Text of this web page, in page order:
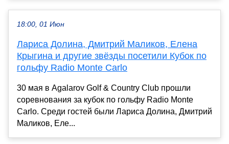
18:00, 01 Июн
Лариса Долина, Дмитрий Маликов, Елена
Крыгина и другие звёзды посетили Кубок по
гольфу Radio Monte Carlo
30 мая в Agalarov Golf & Country Club прошли
соревнования за кубок по гольфу Radio Monte
Carlo. Среди гостей были Лариса Долина, Дмитрий
Маликов, Еле...